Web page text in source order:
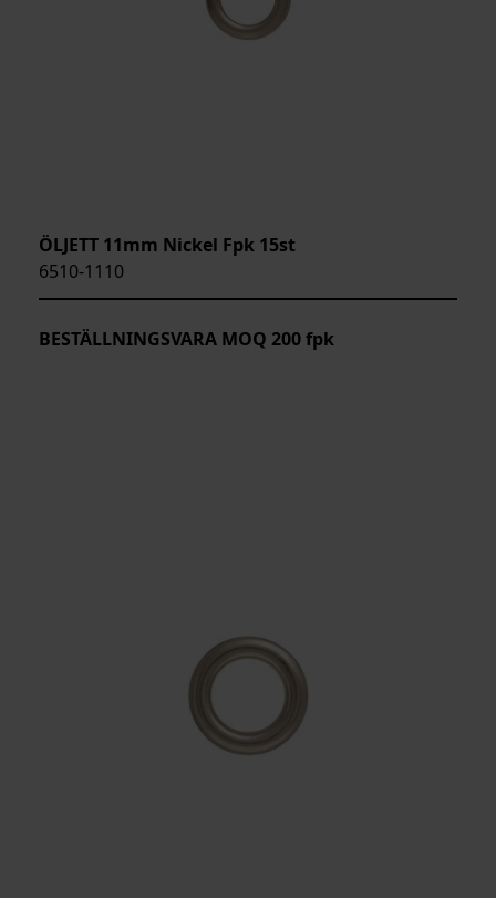
ÖLJETT 11mm Nickel Fpk 15st
6510-1110
BESTÄLLNINGSVARA MOQ 200 fpk